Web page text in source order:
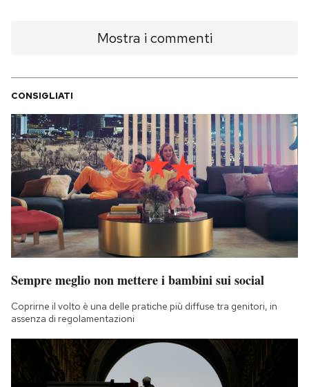
Mostra i commenti
CONSIGLIATI
Sempre meglio non mettere i bambini sui social
Coprirne il volto è una delle pratiche più diffuse tra genitori, in
assenza di regolamentazioni